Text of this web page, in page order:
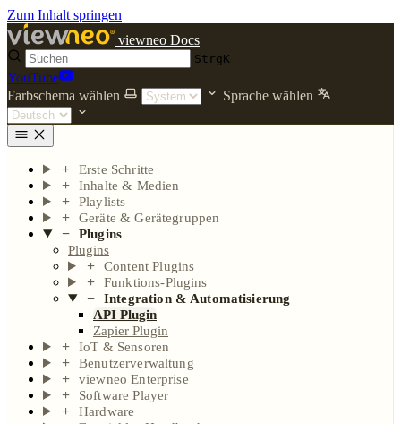
Zum Inhalt springen
viewneo Docs
StrgK
YouTube
Farbschema wählen
Sprache wählen
Erste Schritte
Inhalte & Medien
Playlists
Geräte & Gerätegruppen
Plugins
Plugins
Content Plugins
Funktions-Plugins
Integration & Automatisierung
API Plugin
Zapier Plugin
IoT & Sensoren
Benutzerverwaltung
viewneo Enterprise
Software Player
Hardware